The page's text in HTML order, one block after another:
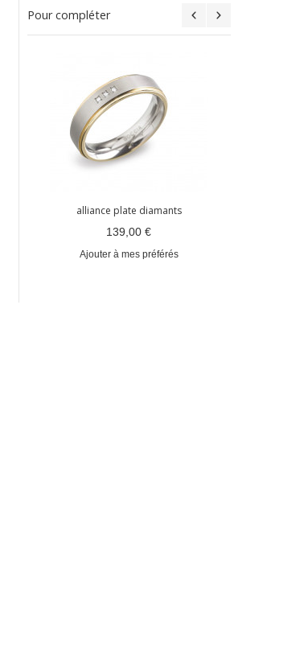
Pour compléter
alliance plate diamants
139,00 €
Ajouter à mes préférés